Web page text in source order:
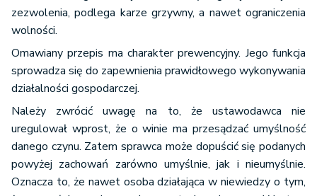
przewodników górskich bez wymaganego wpisu
do rejestru organizatorów szkoleń,
2)świadcząc usługi hotelarskie używa nazw
rodzajowych lub określenia kategorii obiektów
hotelarskich bez decyzji lub niezgodnie z decyzją,
2a)
świadcząc usługi hotelarskie, używa oznaczeń,
które mogą wprowadzić klientów w błąd co do
rodzaju lub kategorii obiektu hotelarskiego,
3)
wbrew obowiązkowi świadczy usługi
hotelarskie w obiekcie niezgłoszonym do
zezwolenia, podlega karze grzywny, a nawet ograniczenia
wolności.
Omawiany przepis ma charakter prewencyjny. Jego funkcja
sprowadza się do zapewnienia prawidłowego wykonywania
działalności gospodarczej.
Należy zwrócić uwagę na to, że ustawodawca nie
uregulował wprost, że o winie ma przesądzać umyślność
danego czynu. Zatem sprawca może dopuścić się podanych
powyżej zachowań zarówno umyślnie, jak i nieumyślnie.
Oznacza to, że nawet osoba działająca w niewiedzy o tym,